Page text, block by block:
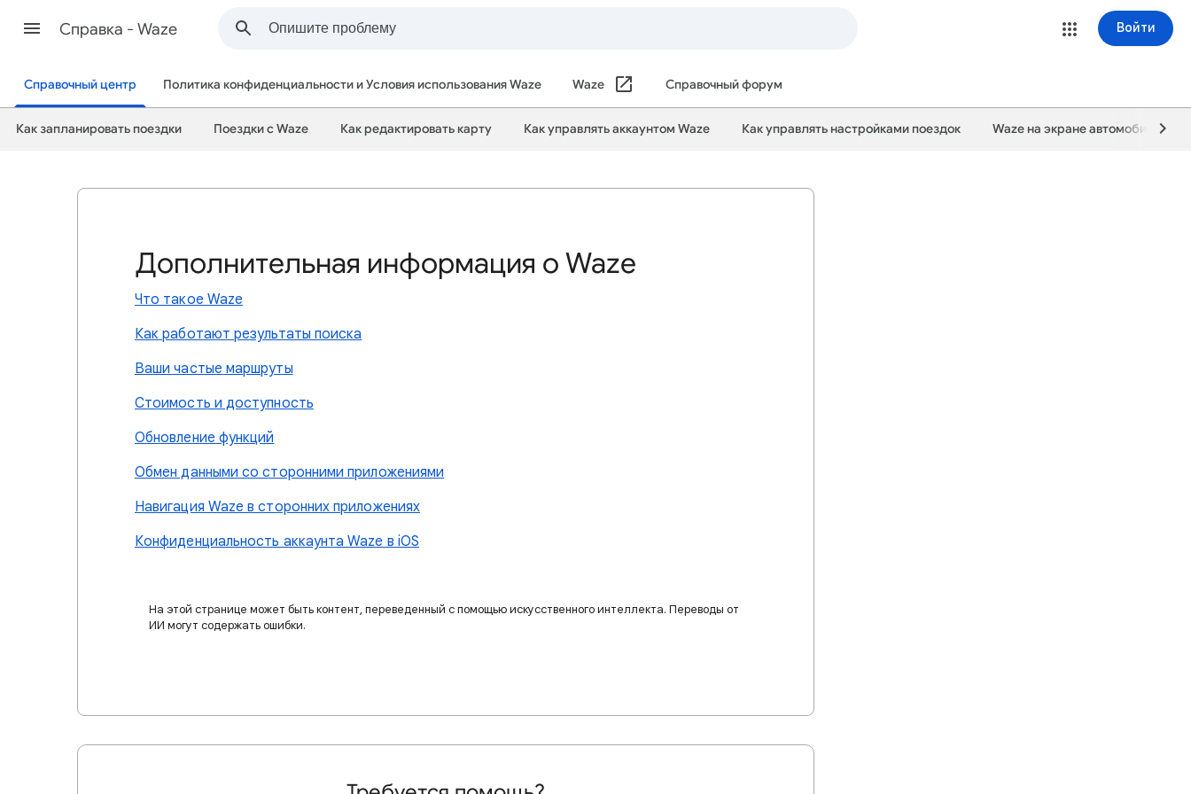
Cправка - Waze Войти
Справочный центр Политика конфиденциальности и Условия использования Waze Waze Справочный форум
Как запланировать поездки Поездки с Waze Как редактировать карту Как управлять аккаунтом Waze Как управлять настройками поездок Waze на экране автомобиля
Дополнительная информация о Waze
Что такое Waze
Как работают результаты поиска
Ваши частые маршруты
Стоимость и доступность
Обновление функций
Обмен данными со сторонними приложениями
Навигация Waze в сторонних приложениях
Конфиденциальность аккаунта Waze в iOS
На этой странице может быть контент, переведенный с помощью искусственного интеллекта. Переводы от
ИИ могут содержать ошибки.